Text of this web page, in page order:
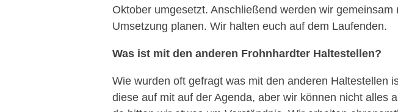
Oktober umgesetzt. Anschließend werden wir gemeinsam
Umsetzung planen. Wir halten euch auf dem Laufenden.
Was ist mit den anderen Frohnhardter Haltestellen?
Wie wurden oft gefragt was mit den anderen Haltestellen
diese auf mit auf der Agenda, aber wir können nicht alles